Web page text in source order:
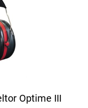
Optime III